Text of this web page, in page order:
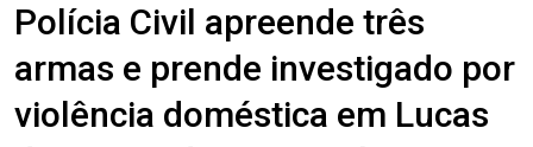
Polícia Civil apreende três
armas e prende investigado por
violência doméstica em Lucas